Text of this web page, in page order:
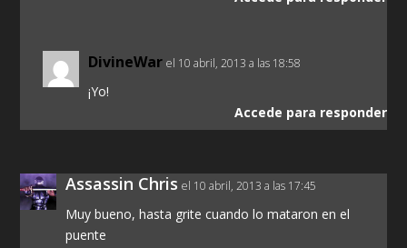
DivineWar el 10 abril, 2013 a las 18:58
¡Yo!
Accede para responder
Assassin Chris el 10 abril, 2013 a las 17:45
Muy bueno, hasta grite cuando lo mataron en el
puente